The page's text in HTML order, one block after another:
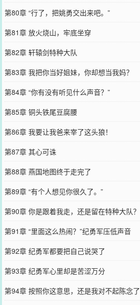
第80章 “行了，把姚勇交出来吧。”
第81章 放火烧山，牢底坐穿
第82章 轩辕剑特种大队
第83章 我把你当好姐妹，你却想当我妈？
第84章 “你有没有听见什么声音？”
第85章 铜头铁尾豆腐腰
第86章 我要让我爸来宰了这头狼！
第87章 其心可诛
第88章 燕国地图终于走完了
第89章 “有个人想见你很久了。”
第90章 你是跟着我走，还是留在特种大队？
第91章 “里面这么热闹？”纪勇军压低声音
第92章 纪勇军都要把自己说哭了
第93章 纪勇军心里却是苦涩万分
第94章 按照你这意思，还是我对不起陈念了